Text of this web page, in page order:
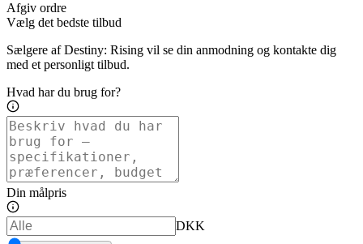
Afgiv ordre
Vælg det bedste tilbud
Sælgere af Destiny: Rising vil se din anmodning og kontakte dig
med et personligt tilbud.
Hvad har du brug for?
Din målpris
DKK